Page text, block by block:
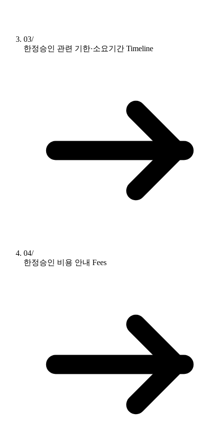
03/
한정승인 관련 기한·소요기간 Timeline
04/
한정승인 비용 안내 Fees